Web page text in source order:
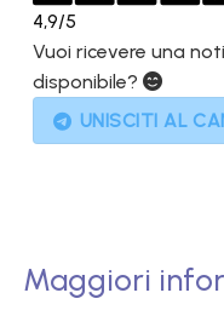
4,9/5
Vuoi ricevere una
disponibile?
UNISCITI AL
Maggiori